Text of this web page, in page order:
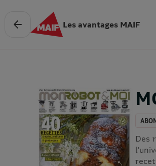
Les avantages MAIF
Des